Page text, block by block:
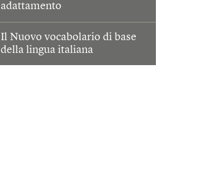
adattamento
Il Nuovo vocabolario di base
della lingua italiana